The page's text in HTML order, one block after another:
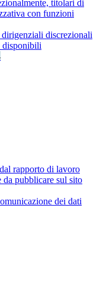
titolari di
con funzioni
discrezionali
disponibili
rapporto di lavoro
da pubblicare sul sito
dei dati